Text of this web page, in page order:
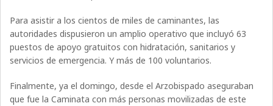
Para asistir a los cientos de miles de caminantes, las
autoridades dispusieron un amplio operativo que incluyó 63
puestos de apoyo gratuitos con hidratación, sanitarios y
servicios de emergencia. Y más de 100 voluntarios.
Finalmente, ya el domingo, desde el Arzobispado aseguraban
que fue la Caminata con más personas movilizadas de este